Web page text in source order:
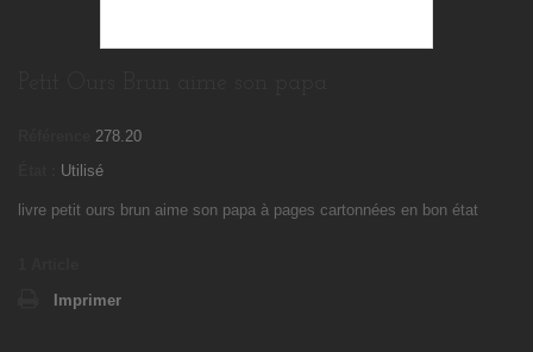
278.20
Utilisé
livre petit ours brun aime son papa à pages cartonnées en bon état
Imprimer